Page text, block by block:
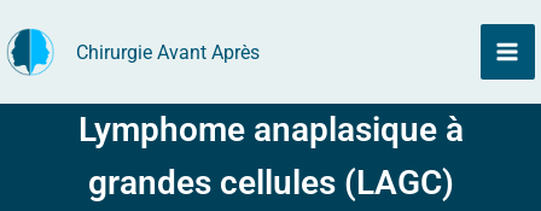
au
contenu
Chirurgie Avant Après
Lymphome anaplasique à
grandes cellules (LAGC)